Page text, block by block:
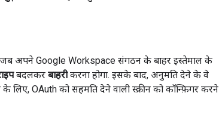
अपने Google Workspace संगठन के बाहर इस्तेमाल के
बदलकर बाहरीकरना होगा. इसके बाद, अनुमति देने के वे
OAuth को सहमति देने वाली स्क्रीन को कॉन्फ़िगर करने